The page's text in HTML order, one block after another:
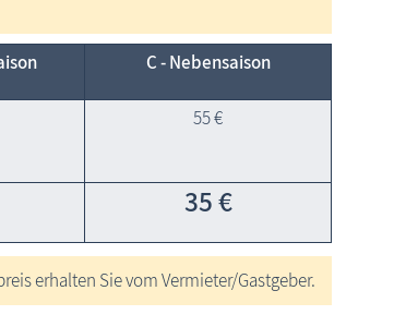
C - Neben­saison
55 €
35 €
erhalten Sie vom Vermieter/Gastgeber.